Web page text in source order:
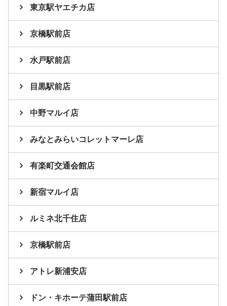
東京駅ヤエチカ店
京橋駅前店
水戸駅前店
目黒駅前店
中野マルイ店
みなとみらいコレットマーレ店
有楽町交通会館店
新宿マルイ店
ルミネ北千住店
京橋駅前店
アトレ新浦安店
ドン・キホーテ蒲田駅前店